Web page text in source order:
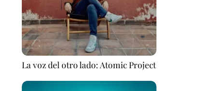
La voz del otro lado: Atomic Project